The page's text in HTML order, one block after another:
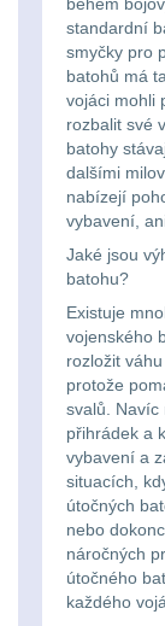
Peněženky14
Doplňky k
Ramenní
vycpávky
Karabiny
Kroužky,
koncovky
Nášivky
držáky 1
Zámky1
standardní
smyčky pro
batohů má
vojáci mohli
rozbalit své
batohy
dalšími
nabízejí
vybavení,
Jaké jsou
batohu?
Existuje
vojenského
rozložit
protože
svalů. Navíc
přihrádek a
vybavení a
situacích,
útočných
nebo
náročných
útočného
každého